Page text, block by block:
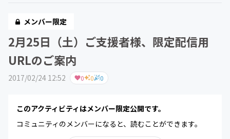
メンバー限定
2月25日（土）ご支援者様、限定配信用
URLのご案内
2017/02/24 12:52 0 0 0
このアクティビティはメンバー限定公開です。
コミュニティのメンバーになると、読むことができます。